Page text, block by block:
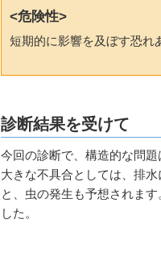
<危険性>
短期的に影響を及ぼす恐れ
診断結果を受けて
今回の診断で、構造的な問
大きな不具合としては、排
と、虫の発生も予想されま
した。